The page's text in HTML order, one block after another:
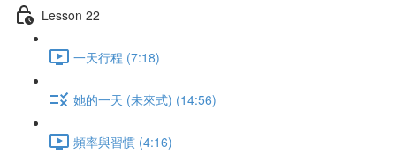
Lesson 22
一天行程 (7:18)
她的一天 (未來式) (14:56)
頻率與習慣 (4:16)